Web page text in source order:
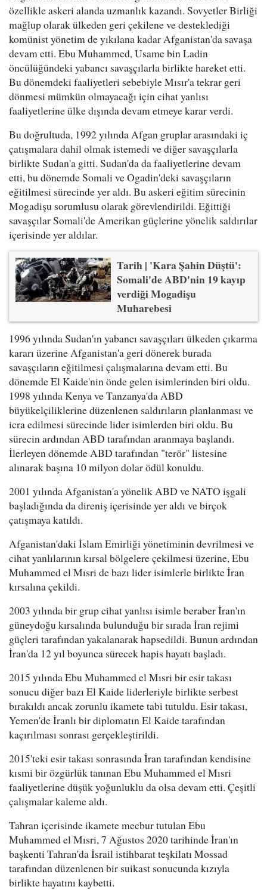
özellikle askeri alanda uzmanlık kazandı. Sovyetler Birliği
mağlup olarak ülkeden geri çekilene ve desteklediği
komünist yönetim de yıkılana kadar Afganistan'da savaşa
devam etti. Ebu Muhammed, Usame bin Ladin
öncülüğündeki yabancı savaşçılarla birlikte hareket etti.
Bu dönemdeki faaliyetleri sebebiyle Mısır'a tekrar geri
dönmesi mümkün olmayacağı için cihat yanlısı
faaliyetlerine ülke dışında devam etmeye karar verdi.
Bu doğrultuda, 1992 yılında Afgan gruplar arasındaki iç
çatışmalara dahil olmak istemedi ve diğer savaşçılarla
birlikte Sudan'a gitti. Sudan'da da faaliyetlerine devam
etti, bu dönemde Somali ve Ogadin'deki savaşçıların
eğitilmesi sürecinde yer aldı. Bu askeri eğitim sürecinin
Mogadişu sorumlusu olarak görevlendirildi. Eğittiği
savaşçılar Somali'de Amerikan güçlerine yönelik saldırılar
içerisinde yer aldılar.
Tarih | 'Kara Şahin Düştü':
Somali'de ABD'nin 19 kayıp
verdiği Mogadişu
Muharebesi
1996 yılında Sudan'ın yabancı savaşçıları ülkeden çıkarma
kararı üzerine Afganistan'a geri dönerek burada
savaşçıların eğitilmesi çalışmalarına devam etti. Bu
dönemde El Kaide'nin önde gelen isimlerinden biri oldu.
1998 yılında Kenya ve Tanzanya'da ABD
büyükelçiliklerine düzenlenen saldırıların planlanması ve
icra edilmesi sürecinde lider isimlerden biri oldu. Bu
sürecin ardından ABD tarafından aranmaya başlandı.
İlerleyen dönemde ABD tarafından "terör" listesine
alınarak başına 10 milyon dolar ödül konuldu.
2001 yılında Afganistan'a yönelik ABD ve NATO işgali
başladığında da direniş içerisinde yer aldı ve birçok
çatışmaya katıldı.
Afganistan'daki İslam Emirliği yönetiminin devrilmesi ve
cihat yanlılarının kırsal bölgelere çekilmesi üzerine, Ebu
Muhammed el Mısri de bazı lider isimlerle birlikte İran
kırsalına çekildi.
2003 yılında bir grup cihat yanlısı isimle beraber İran'ın
güneydoğu kırsalında bulunduğu bir sırada İran rejimi
güçleri tarafından yakalanarak hapsedildi. Bunun ardından
İran'da 12 yıl boyunca sürecek hapis hayatı başladı.
2015 yılında Ebu Muhammed el Mısri bir esir takası
sonucu diğer bazı El Kaide liderleriyle birlikte serbest
bırakıldı ancak zorunlu ikamete tabi tutuldu. Esir takası,
Yemen'de İranlı bir diplomatın El Kaide tarafından
kaçırılması sonrası gerçekleştirildi.
2015'teki esir takası sonrasında İran tarafından kendisine
kısmi bir özgürlük tanınan Ebu Muhammed el Mısri
faaliyetlerine düşük yoğunluklu da olsa devam etti. Çeşitli
çalışmalar kaleme aldı.
Tahran içerisinde ikamete mecbur tutulan Ebu
Muhammed el Mısri, 7 Ağustos 2020 tarihinde İran'ın
başkenti Tahran'da İsrail istihbarat teşkilatı Mossad
tarafından düzenlenen bir suikast sonucunda kızıyla
birlikte hayatını kaybetti.